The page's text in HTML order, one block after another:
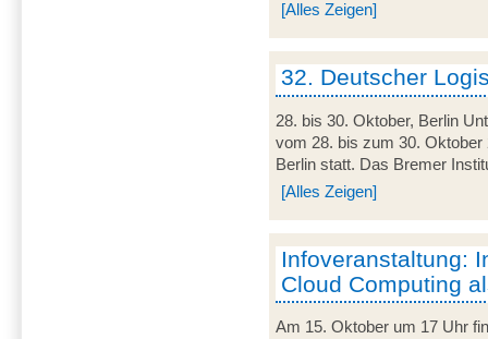
[Alles Zeigen]
32. Deutscher
28. bis 30. Oktober, Berlin
vom 28. bis zum 30.
Berlin statt. Das Bremer
[Alles Zeigen]
Infoveranstaltung:
Cloud Computing
Am 15. Oktober um 17 Uhr